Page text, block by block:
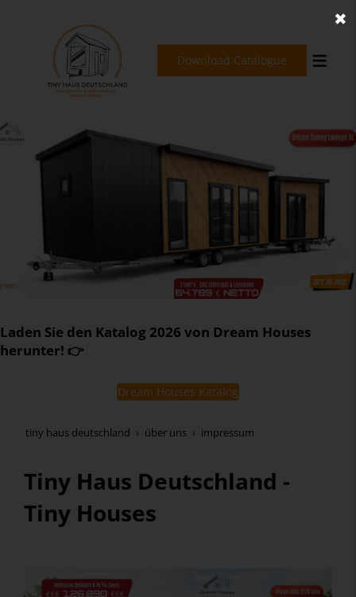
Download Catalogue
Laden Sie den Katalog 2026 von Dream Houses
herunter! 👉
Dream Houses Katalog
tiny haus deutschland über uns impressum
Tiny Haus Deutschland -
Tiny Houses
✖